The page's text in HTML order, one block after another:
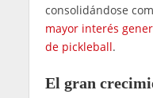
consolidándose
mayor interés
de pickleball.
El gran